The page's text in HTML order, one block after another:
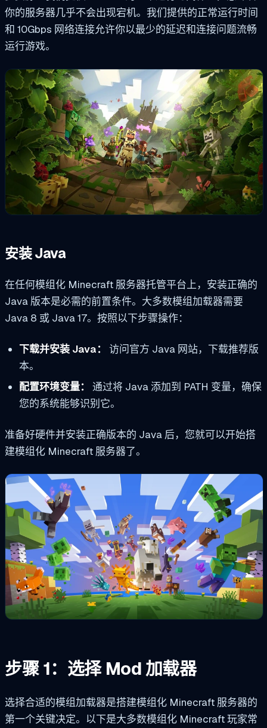
你的服务器几乎不会出现宕机。我们提供的正常运行时间
和 10Gbps 网络连接允许你以最少的延迟和连接问题流畅
运行游戏。
安装 Java
在任何模组化 Minecraft 服务器托管平台上，安装正确的
Java 版本是必需的前置条件。大多数模组加载器需要
Java 8 或 Java 17。按照以下步骤操作：
下载并安装 Java： 访问官方 Java 网站，下载推荐版
本。
配置环境变量：
通过将 Java 添加到 PATH 变量，确保
您的系统能够识别它。
准备好硬件并安装正确版本的 Java 后，您就可以开始搭
建模组化 Minecraft 服务器了。
步骤 1：选择 Mod 加载器
选择合适的模组加载器是搭建模组化 Minecraft 服务器的
第一个关键决定。以下是大多数模组化 Minecraft 玩家常